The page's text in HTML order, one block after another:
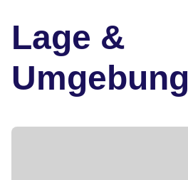
Lage &
Umgebung